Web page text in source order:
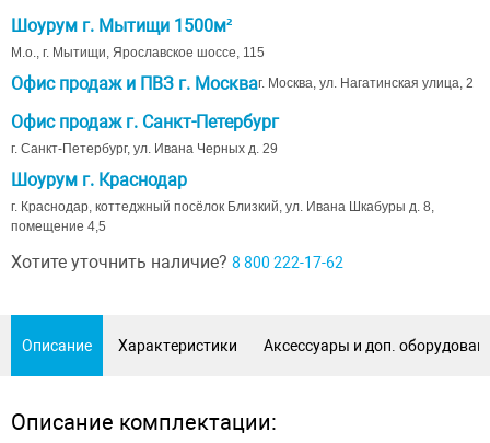
Шоурум г. Мытищи 1500м²
М.о., г. Мытищи, Ярославское шоссе, 115
Офис продаж и ПВЗ г. Москваг. Москва, ул. Нагатинская улица, 2
Офис продаж г. Санкт-Петербург
г. Санкт-Петербург, ул. Ивана Черных д. 29
Шоурум г. Краснодар
г. Краснодар, коттеджный посёлок Близкий, ул. Ивана Шкабуры д. 8,
помещение 4,5
Хотите уточнить наличие? 8 800 222-17-62
Описание Характеристики Аксессуары и доп.
Описание комплектации: